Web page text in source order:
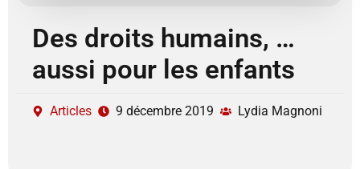
Des droits humains, …
aussi pour les enfants
Articles 9 décembre 2019 Lydia Magnoni